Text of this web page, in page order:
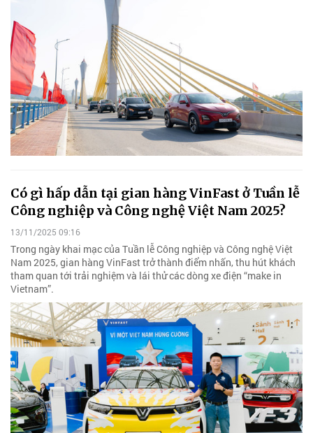
Có gì hấp dẫn tại gian hàng VinFast ở Tuần lễ
Công nghiệp và Công nghệ Việt Nam 2025?
13/11/2025 09:16
Trong ngày khai mạc của Tuần lễ Công nghiệp và Công nghệ Việt
Nam 2025, gian hàng VinFast trở thành điểm nhấn, thu hút khách
tham quan tới trải nghiệm và lái thử các dòng xe điện “make in
Vietnam”.